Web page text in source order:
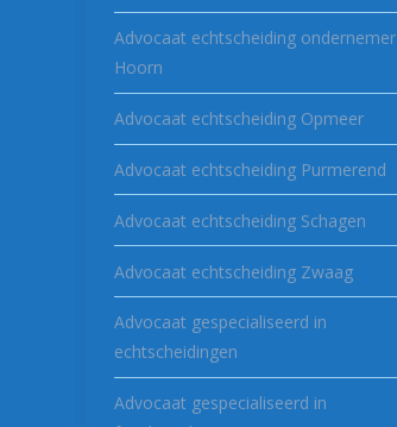
Advocaat echtscheiding ondernemer
Hoorn
Advocaat echtscheiding Opmeer
Advocaat echtscheiding Purmerend
Advocaat echtscheiding Schagen
Advocaat echtscheiding Zwaag
Advocaat gespecialiseerd in
echtscheidingen
Advocaat gespecialiseerd in